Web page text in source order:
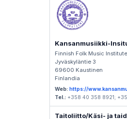
Kansanmusiikki-
Finnish Folk Music
Jyväskyläntie 3
69600 Kaustinen
Finlandia
Web: https://
Tel.: +358 40 358 8921;
Taitoliitto/Käsi- ja